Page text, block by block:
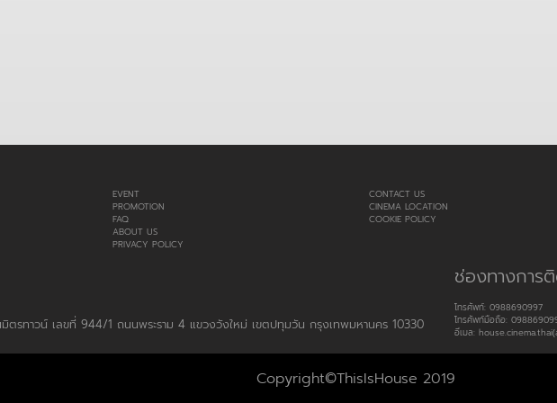
EVENT
PROMOTION
FAQ
ABOUT US
PRIVACY POLICY
CONTACT US
CINEMA LOCATION
COOKIE POLICY
มิตรทาวน์ เลขที่ 944/1 ถนนพระราม 4 แขวงวังใหม่ เขตปทุมวัน กรุงเทพมหานคร 10330
ช่องทางการ
โทรศัพท์: 0988690997
โทรศัพท์มือถือ:
อีเมล:
Copyright©ThisIsHouse 2019